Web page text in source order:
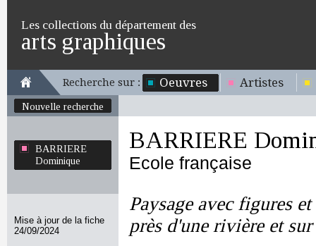
Les collections du département des
arts graphiques
Recherche sur : Oeuvres Artistes
Nouvelle recherche
BARRIERE
Dominique
Mise à jour de la fiche
24/09/2024
BARRIERE
Ecole française
Paysage avec figures
près d'une rivière et